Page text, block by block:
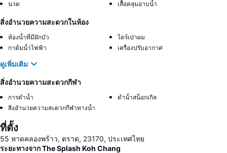
นวด เสื้อคลุมอาบน้ำ
สิ่งอำนวยความสะดวกในห้อง
ห้องน้ำที่มีฝักบัว
ไดร์เป่าผม
กาต้มน้ำไฟฟ้า
เครื่องปรับอากาศ
ดูเพิ่มเติม
สิ่งอำนวยความสะดวกกีฬา
การดำน้ำ
ดําน้ำสน็อกเกิล
สิ่งอำนวยความสะดวกกีฬาทางน้ำ
ที่ตั้ง
55 หาดคลองพร้าว, ตราด, 23170, ประเทศไทย
ระยะทางจาก The Splash Koh Chang